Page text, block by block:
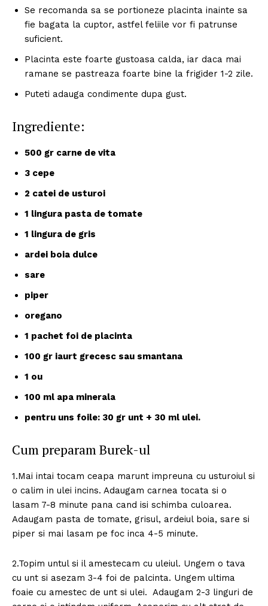
Se recomanda sa se portioneze placinta inainte sa
fie bagata la cuptor, astfel feliile vor fi patrunse
suficient.
Placinta este foarte gustoasa calda, iar daca mai
ramane se pastreaza foarte bine la frigider 1-2 zile.
Puteti adauga condimente dupa gust.
Ingrediente:
500 gr carne de vita
3 cepe
2 catei de usturoi
1 lingura pasta de tomate
1 lingura de gris
ardei boia dulce
sare
piper
oregano
1 pachet foi de placinta
100 gr iaurt grecesc sau smantana
1 ou
100 ml apa minerala
pentru uns foile: 30 gr unt + 30 ml ulei.
Cum preparam Burek-ul
1.Mai intai tocam ceapa marunt impreuna cu usturoiul si
o calim in ulei incins. Adaugam carnea tocata si o
lasam 7-8 minute pana cand isi schimba culoarea.
Adaugam pasta de tomate, grisul, ardeiul boia, sare si
piper si mai lasam pe foc inca 4-5 minute.
2.Topim untul si il amestecam cu uleiul. Ungem o tava
cu unt si asezam 3-4 foi de palcinta. Ungem ultima
foaie cu amestec de unt si ulei. Adaugam 2-3 linguri de